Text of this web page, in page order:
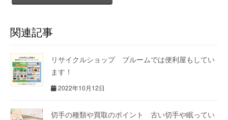
関連記事
リサイクルショップ ブルームでは便利屋もしてい
ます！
2022年10月12日
切手の種類や買取のポイント 古い切手や眠ってい